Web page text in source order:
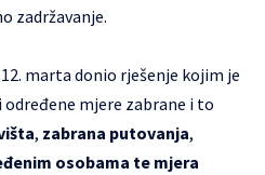
zadržavanje.
marta donio rješenje kojim je
mjere zabrane i to
, zabrana putovanja,
osobama te mjera